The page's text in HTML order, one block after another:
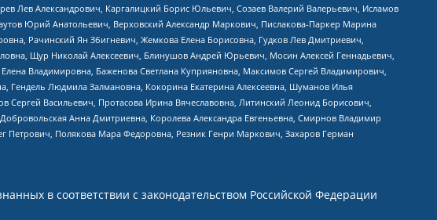
Лев Александрович, Каргалицкий Борис Юльевич, Созаев Валерий Валерьевич, Исламов
Юрий Анатольевич, Верховский Александр Маркович, Пислакова-Паркер Марина
Рачинский Ян Збигневич, Жемкова Елена Борисовна, Гудков Лев Дмитриевич,
Щур Николай Алексеевич, Блинушов Андрей Юрьевич, Мосин Алексей Геннадьевич,
Владимировна, Баженова Светлана Куприяновна, Максимов Сергей Владимирович,
Гендель Людмила Залмановна, Кокорина Екатерина Алексеевна, Шуманов Илья
Васильевич, Протасова Ирина Вячеславовна, Литинский Леонид Борисович,
Анна Дмитриевна, Королева Александра Евгеньевна, Смирнов Владимир
Полякова Мара Федоровна, Резник Генри Маркович, Захаров Герман
в соответствии с законодательством Российской Федерации